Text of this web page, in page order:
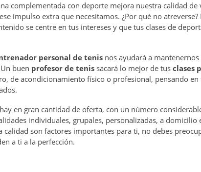
complementada con deporte mejora nuestra calidad de
impulso extra que necesitamos. ¿Por qué no atreverse?
se centre en tus intereses y que tus clases de
personal de tenis nos ayudará a
buen profesor de tenis sacará lo mejor de tus clases
de acondicionamiento físico o profesional, pensando
hay en gran cantidad de oferta, con un número
individuales, grupales, personalizadas, a domicilio
calidad son factores importantes para ti, no debes
a ti a la perfección.